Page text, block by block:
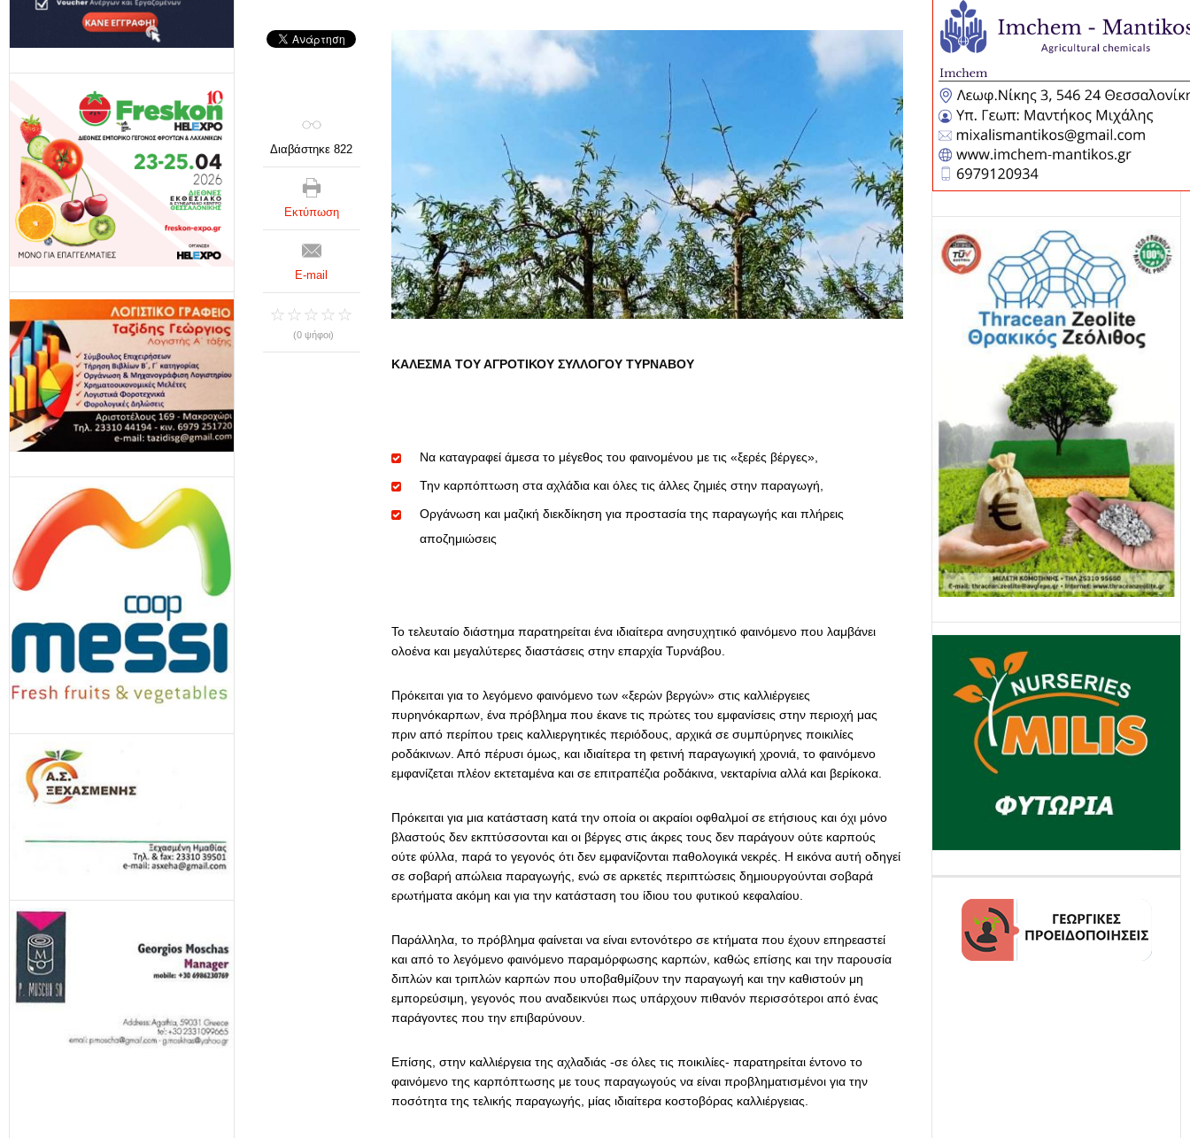
ΚΑΛΕΣΜΑ ΤΟΥΑΓΡΟΤΙΚΟΥ ΣΥΛΛΟΓΟΥ ΤΥΡΝΑΒΟΥ
Να καταγραφεί άμεσα το μέγεθος του φαινομένου με τις «ξερές βέργες»,
Την καρπόπτωση στα αχλάδια και όλες τις άλλες ζημιές στην παραγωγή,
Οργάνωση και μαζική διεκδίκηση για προστασία της παραγωγής και πλήρεις
αποζημιώσεις
Το τελευταίο διάστημα παρατηρείται ένα ιδιαίτερα ανησυχητικό φαινόμενο που λαμβάνει
ολοένα και μεγαλύτερες διαστάσεις στην επαρχία Τυρνάβου.
Πρόκειται για το λεγόμενο φαινόμενο των «ξερών βεργών» στις καλλιέργειες
πυρηνόκαρπων, ένα πρόβλημα που έκανε τις πρώτες του εμφανίσεις στην περιοχή μας
πριν από περίπου τρεις καλλιεργητικές περιόδους, αρχικά σε συμπύρηνες ποικιλίες
ροδάκινων. Από πέρυσι όμως, και ιδιαίτερα τη φετινή παραγωγική χρονιά, το φαινόμενο
εμφανίζεται πλέον εκτεταμένα και σε επιτραπέζια ροδάκινα, νεκταρίνια αλλά και βερίκοκα.
Πρόκειται για μια κατάσταση κατά την οποία οι ακραίοι οφθαλμοί σε ετήσιους και όχι μόνο
βλαστούς δεν εκπτύσσονται και οι βέργες στις άκρες τους δεν παράγουν ούτε καρπούς
ούτε φύλλα, παρά το γεγονός ότι δεν εμφανίζονται παθολογικά νεκρές. Η εικόνα αυτή οδηγεί
σε σοβαρή απώλεια παραγωγής, ενώ σε αρκετές περιπτώσεις δημιουργούνται σοβαρά
ερωτήματα ακόμη και για την κατάσταση του ίδιου του φυτικού κεφαλαίου.
Παράλληλα, το πρόβλημα φαίνεται να είναι εντονότερο σε κτήματα που έχουν επηρεαστεί
και από το λεγόμενο φαινόμενο παραμόρφωσης καρπών, καθώς επίσης και την παρουσία
διπλών και τριπλών καρπών που υποβαθμίζουν την παραγωγή και την καθιστούν μη
εμπορεύσιμη, γεγονός που αναδεικνύει πως υπάρχουν πιθανόν περισσότεροι από ένας
παράγοντες που την επιβαρύνουν.
Επίσης, στην καλλιέργεια της αχλαδιάς -σε όλες τις ποικιλίες- παρατηρείται έντονο το
φαινόμενο της καρπόπτωσης με τους παραγωγούς να είναι προβληματισμένοι για την
ποσότητα της τελικής παραγωγής, μίας ιδιαίτερα κοστοβόρας καλλιέργειας.
Διαβάστηκε 822
Εκτύπωση
E-mail
(0 ψήφοι)